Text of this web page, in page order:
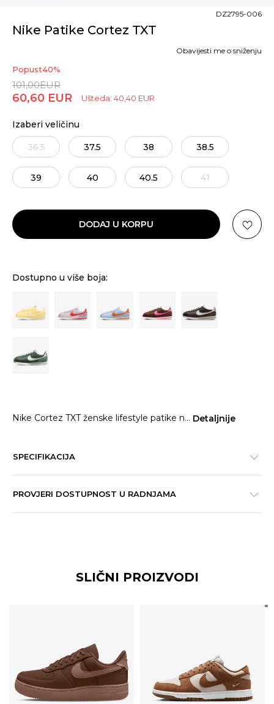
Nike Patike Cortez TXT
DZ2795-006
Popust40%
101,00EUR
60,60 EUR Ušteda: 40,40 EUR
Obavijesti me o sniženju
Izaberi veličinu
36.5 37.5 38 38.5
39 40 40.5 41
DODAJ U KORPU
Dostupno u više boja:
Nike Cortez TXT ženske lifestyle patike n... Detaljnije
SPECIFIKACIJA
PROVJERI DOSTUPNOST U RADNJAMA
SLIČNI PROIZVODI